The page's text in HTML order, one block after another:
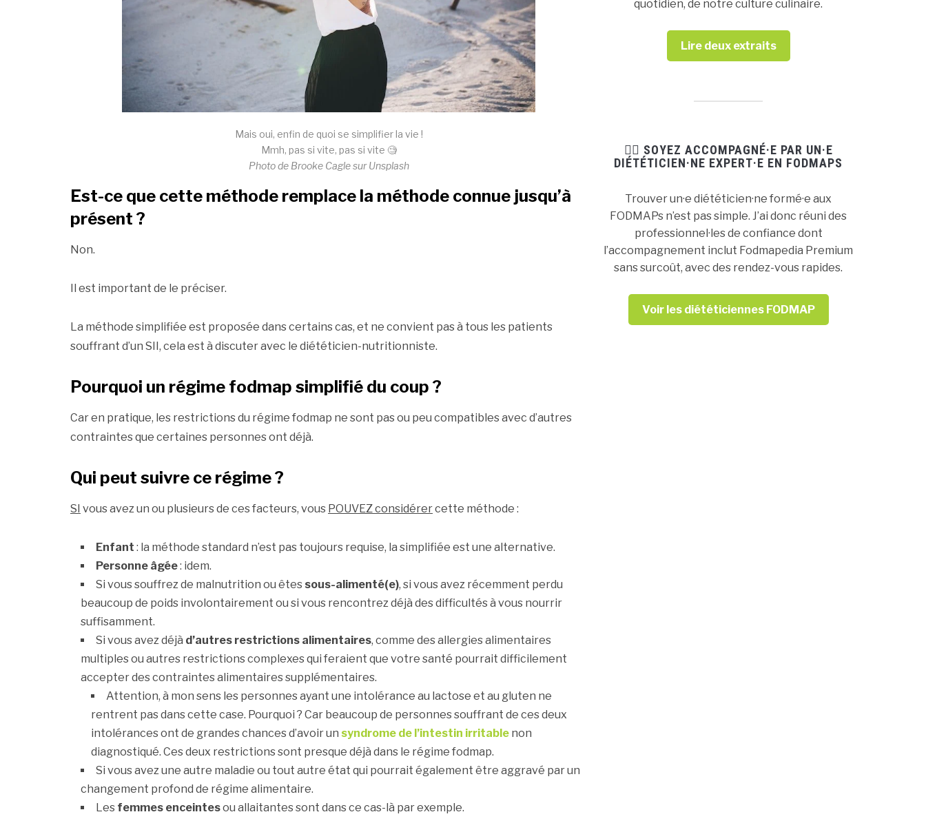
Mais oui, enfin de quoi se simplifier la vie !
Mmh, pas si vite, pas si vite 🧐
Photo de Brooke Cagle sur Unsplash
Est-ce que cette méthode remplace la méthode connue jusqu’à
présent ?
Non.
Il est important de le préciser.
La méthode simplifiée est proposée dans certains cas, et ne convient pas à tous les patients
souffrant d’un SII, cela est à discuter avec le diététicien-nutritionniste.
Pourquoi un régime fodmap simplifié du coup ?
Car en pratique, les restrictions du régime fodmap ne sont pas ou peu compatibles avec d’autres
contraintes que certaines personnes ont déjà.
Qui peut suivre ce régime ?
SI vous avez un ou plusieurs de ces facteurs, vous POUVEZ considérercette méthode :
Enfant : la méthode standard n’est pas toujours requise, la simplifiée est une alternative.
Personne âgée: idem.
Si vous souffrez de malnutrition ou êtes sous-alimenté(e), si vous avez récemment perdu
beaucoup de poids involontairement ou si vous rencontrez déjà des difficultés à vous nourrir
suffisamment.
Si vous avez déjà d’autres restrictions alimentaires, comme des allergies alimentaires
multiples ou autres restrictions complexes qui feraient que votre santé pourrait difficilement
accepter des contraintes alimentaires supplémentaires.
Attention, à mon sens les personnes ayant une intolérance au lactose et au gluten ne
rentrent pas dans cette case. Pourquoi ? Car beaucoup de personnes souffrant de ces deux
intolérances ont de grandes chances d’avoir un syndrome de l’intestin irritable non
diagnostiqué. Ces deux restrictions sont presque déjà dans le régime fodmap.
Si vous avez une autre maladie ou tout autre état qui pourrait également être aggravé par un
changement profond de régime alimentaire.
Les femmes enceintesou allaitantes sont dans ce cas-là par exemple.
quotidien, de notre culture culinaire.
Lire deux extraits
👩‍⚕️ SOYEZ ACCOMPAGNÉ·E PAR UN·E
DIÉTÉTICIEN·NE EXPERT·E EN FODMAPS
Trouver un·e diététicien·ne formé·e aux
FODMAPs n’est pas simple. J’ai donc réuni des
professionnel·les de confiance dont
l’accompagnement inclut Fodmapedia Premium
sans surcoût, avec des rendez-vous rapides.
Voir les diététiciennes FODMAP